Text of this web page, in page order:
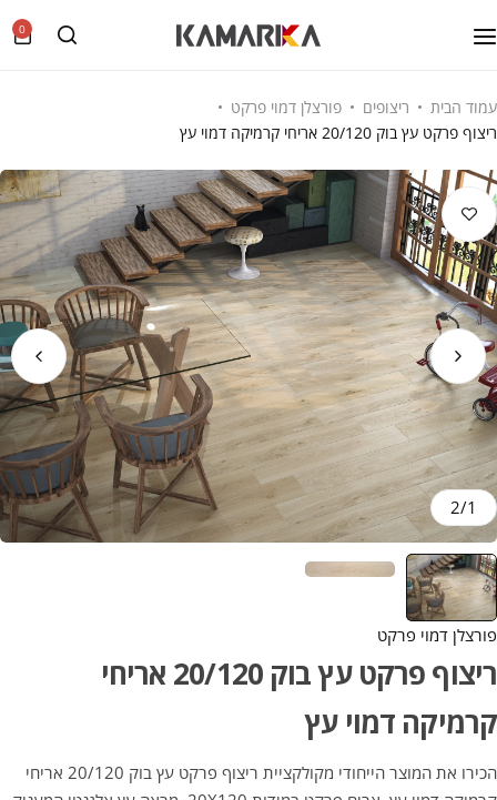
0
עמוד הבית ריצופים
פורצלן דמוי פרקט
ריצוף פרקט עץ בוק 20/120 אריחי קרמיקה דמוי עץ
1
/
2
פורצלן דמוי פרקט
ריצוף פרקט עץ בוק 20/120 אריחי
קרמיקה דמוי עץ
הכירו את המוצר הייחודי מקולקציית ריצוף פרקט עץ בוק 20/120 אריחי